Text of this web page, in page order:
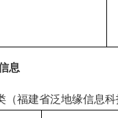
息
（福建省泛地缘信息科